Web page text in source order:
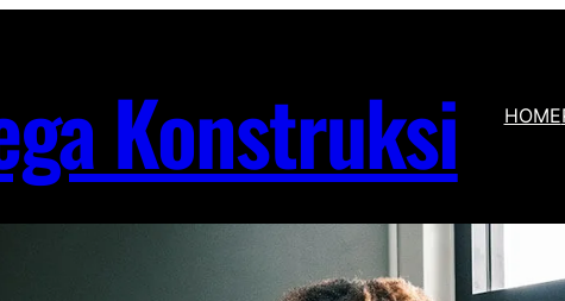
Konstruksi HOME